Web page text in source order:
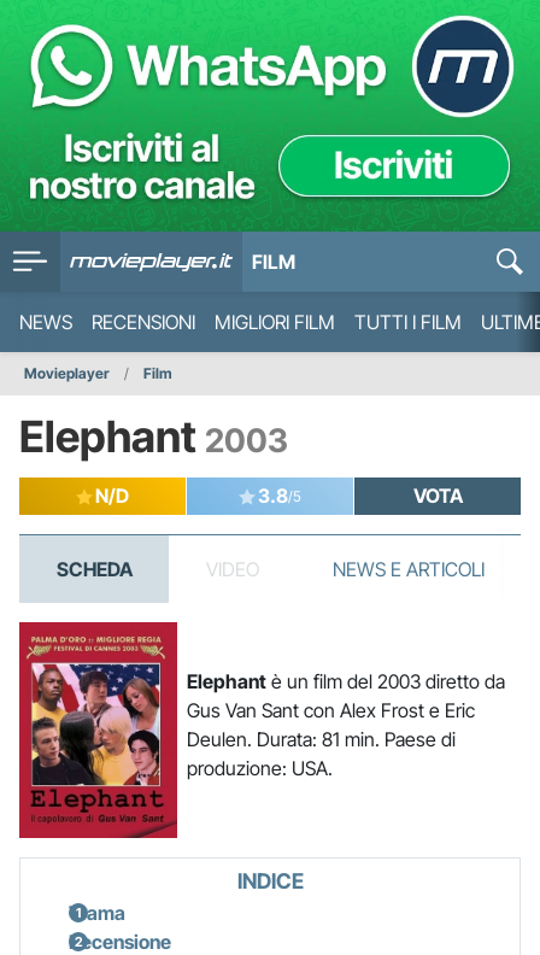
FILM
NEWS RECENSIONI MIGLIORI FILM TUTTI I FILM
Movieplayer Film
Elephant 2003
N/D 3.8/5 VOTA
SCHEDA VIDEO NEWS E ARTICOLI
Elephantè un film del 2003 diretto da
Gus Van Sant con Alex Frost e Eric
Deulen. Durata: 81 min. Paese di
produzione: USA.
INDICE
Trama
Recensione